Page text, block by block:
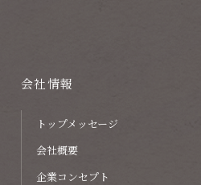
会社情報
トップメッセージ
会社概要
企業コンセプト